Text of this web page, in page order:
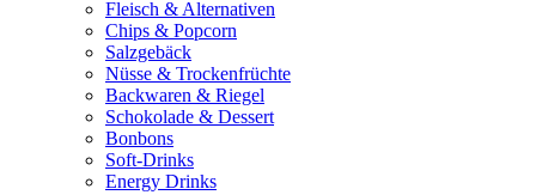
Fleisch & Alternativen
Chips & Popcorn
Salzgebäck
Nüsse & Trockenfrüchte
Backwaren & Riegel
Schokolade & Dessert
Bonbons
Soft-Drinks
Energy Drinks